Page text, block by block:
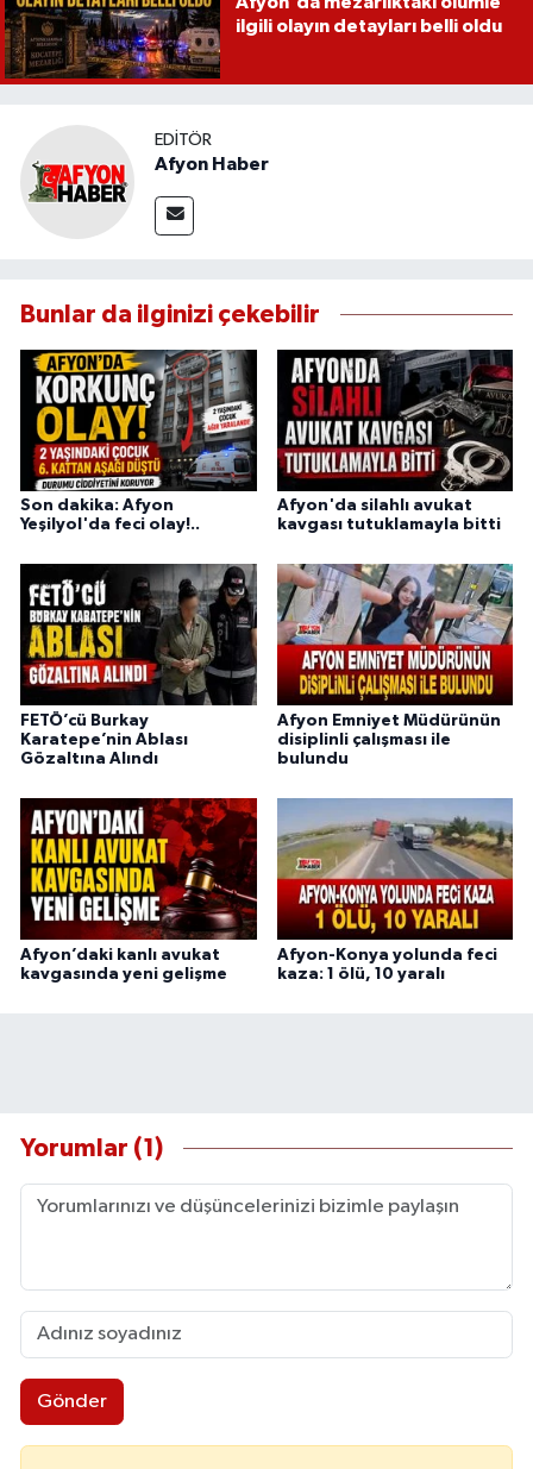
ilgili olayın detayları belli oldu
EDITÖR
Afyon Haber
Bunlar da ilginizi çekebilir
Son dakika: Afyon
Yeşilyol'da feci olay!..
Afyon'da silahlı avukat
kavgası tutuklamayla bitti
FETÖ’cü Burkay
Karatepe’nin Ablası
Gözaltına Alındı
Afyon Emniyet Müdürünün
disiplinli çalışması ile
bulundu
Afyon’daki kanlı avukat
kavgasında yeni gelişme
Afyon-Konya yolunda feci
kaza: 1 ölü, 10 yaralı
Yorumlar (1)
Gönder